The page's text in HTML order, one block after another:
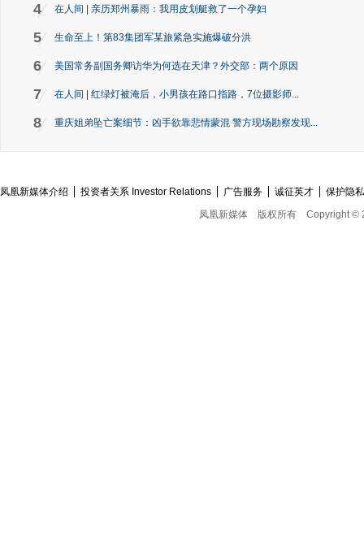
4 在人间 | 亲历郑州暴雨：我用皮划艇救了一个孕妇
5 生命至上！第83集团军某旅紧急实施爆破分洪
6 美国常务副国务卿访华为何选在天津？外交部：两个原因
7 在人间 | 红绿灯被淹后，小男孩在路口指路，7位摄影师...
8 重庆姐弟坠亡案细节：凶手欲靠悲情蒙混 警方现场勘察发现...
凤凰新媒体介绍 投资者关系 Investor Relations 广告服务 诚征英才
保护隐
凤凰新媒体
版权所有 Copyright ©